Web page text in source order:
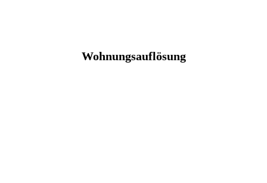
Wohnungsauflösung